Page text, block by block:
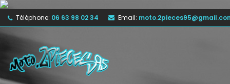
Téléphone: 06 63 98 02 34 Email: